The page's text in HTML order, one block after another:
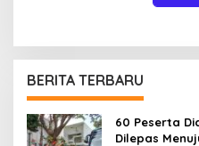
BERITA TERBARU
60 Peserta
Dilepas